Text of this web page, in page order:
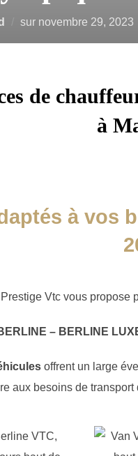
sur novembre 29, 2023
de
à
à vos
Prestige Vtc vous propose
– BERLINE
offrent un large
aux besoins de transport